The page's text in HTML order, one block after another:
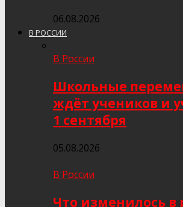
06.08.2026
В РОССИИ
В России
Школьные
ждёт учеников и
1 сентября
05.08.2026
В России
Что изменилось в